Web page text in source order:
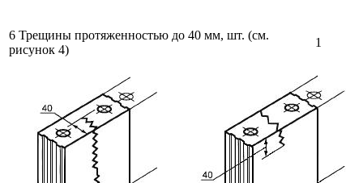
6 Трещины протяженностью до 40 мм, шт. (см.
рисунок 4)
1